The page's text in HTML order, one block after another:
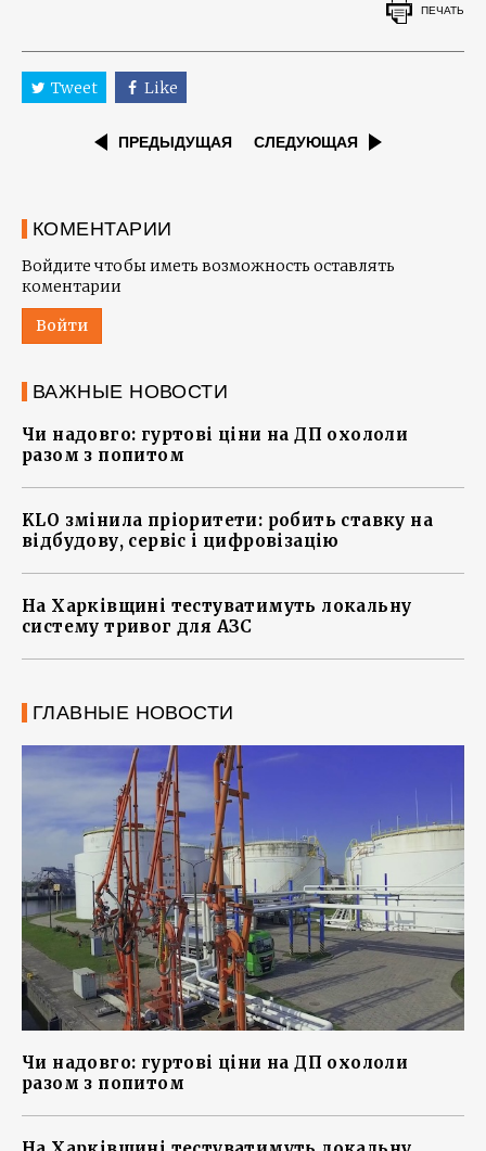
ПЕЧАТЬ
Tweet Like
ПРЕДЫДУЩАЯ СЛЕДУЮЩАЯ
КОМЕНТАРИИ
Войдите чтобы иметь возможность оставлять
коментарии
Войти
ВАЖНЫЕ НОВОСТИ
Чи надовго: гуртові ціни на ДП охололи
разом з попитом
KLO змінила пріоритети: робить ставку на
відбудову, сервіс і цифровізацію
На Харківщині тестуватимуть локальну
систему тривог для АЗС
ГЛАВНЫЕ НОВОСТИ
Чи надовго: гуртові ціни на ДП охололи
разом з попитом